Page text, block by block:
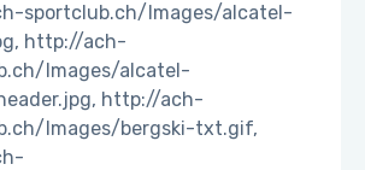
sportclub.ch/Images/alcatel-
http://ach-
Images/alcatel-
http://ach-
Images/bergski-txt.gif,